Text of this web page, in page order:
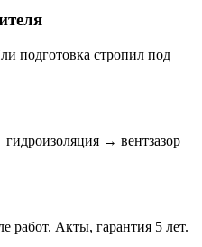
подготовка стропил под
→ вентзазор
работ. Акты, гарантия 5 лет.